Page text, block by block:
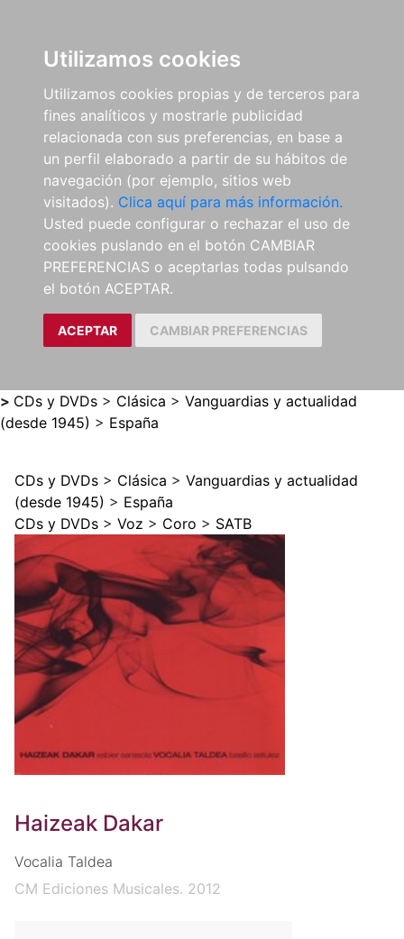
Utilizamos cookies
Utilizamos cookies propias y de terceros para
fines analíticos y mostrarle publicidad
relacionada con sus preferencias, en base a
un perfil elaborado a partir de su hábitos de
navegación (por ejemplo, sitios web
visitados). Clica aquí para más información.
Usted puede configurar o rechazar el uso de
cookies puslando en el botón CAMBIAR
PREFERENCIAS o aceptarlas todas pulsando
el botón ACEPTAR.
ACEPTAR CAMBIAR PREFERENCIAS
> CDs y DVDs > Clásica > Vanguardias y actualidad
(desde 1945) > España
CDs y DVDs > Clásica > Vanguardias y actualidad
(desde 1945) > España
CDs y DVDs > Voz > Coro > SATB
Haizeak Dakar
Vocalia Taldea
CM Ediciones Musicales. 2012